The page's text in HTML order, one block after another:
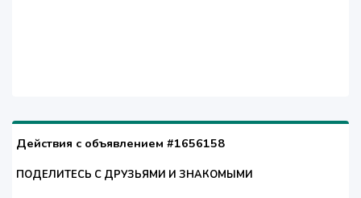
Действия с объявлением #1656158
ПОДЕЛИТЕСЬ С ДРУЗЬЯМИ И ЗНАКОМЫМИ